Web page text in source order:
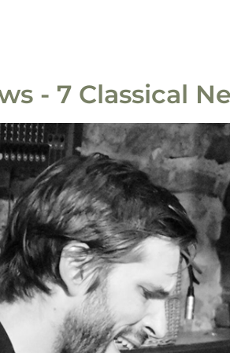
- 7 Classical